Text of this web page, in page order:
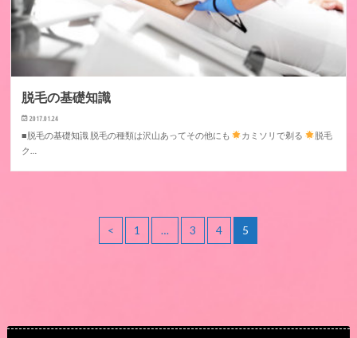
脱毛の基礎知識
2017.01.24
■脱毛の基礎知識 脱毛の種類は沢山あってその他にも カミソリで剃る
脱毛
ク…
< 1 … 3 4 5